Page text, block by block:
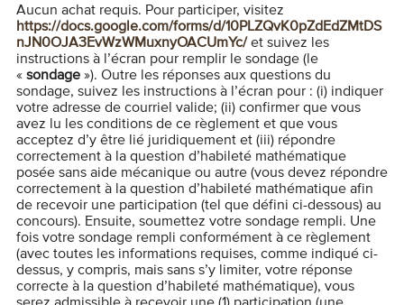
Aucun achat requis. Pour participer, visitez
https://docs.google.com/forms/d/10PLZQvK0pZdEdZMtDS
nJN0OJA3EvWzWMuxnyOACUmYc/et suivez les
instructions à l’écran pour remplir le sondage (le
« sondage»). Outre les réponses aux questions du
sondage, suivez les instructions à l’écran pour : (i) indiquer
votre adresse de courriel valide; (ii) confirmer que vous
avez lu les conditions de ce règlement et que vous
acceptez d’y être lié juridiquement et (iii) répondre
correctement à la question d’habileté mathématique
posée sans aide mécanique ou autre (vous devez répondre
correctement à la question d’habileté mathématique afin
de recevoir une participation (tel que défini ci-dessous) au
concours). Ensuite, soumettez votre sondage rempli. Une
fois votre sondage rempli conformément à ce règlement
(avec toutes les informations requises, comme indiqué ci-
dessus, y compris, mais sans s’y limiter, votre réponse
correcte à la question d’habileté mathématique), vous
serez admissible à recevoir une (1) participation (une